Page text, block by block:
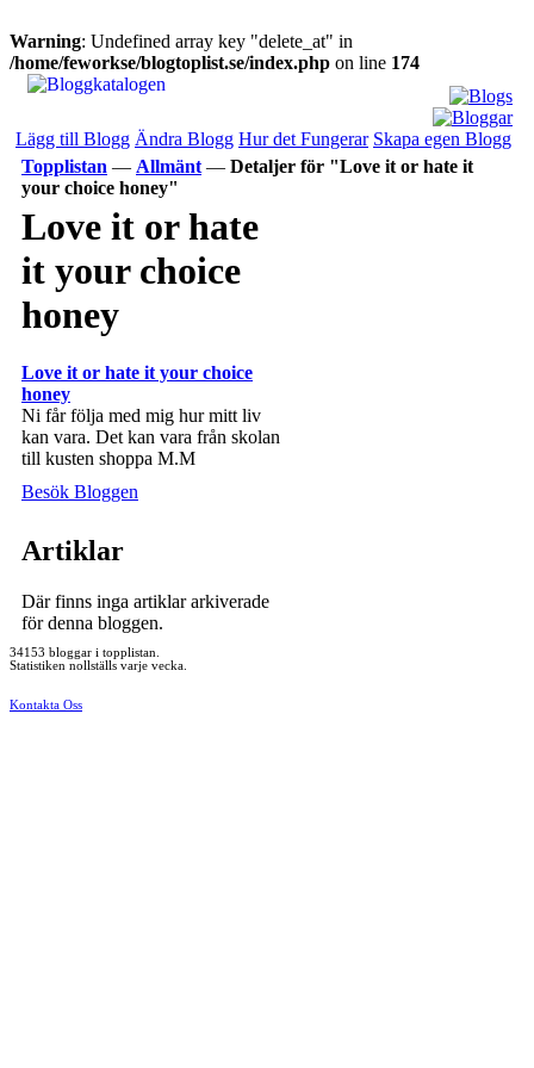
Warning: Undefined array key "delete_at" in
/home/feworkse/blogtoplist.se/index.php on line 174
Lägg till Blogg Ändra Blogg Hur det Fungerar Skapa egen Blogg
Topplistan — Allmänt — Detaljer för "Love it or hate it
your choice honey"
Love it or hate
it your choice
honey
Love it or hate it your choice
honey
Ni får följa med mig hur mitt liv
kan vara. Det kan vara från skolan
till kusten shoppa M.M
Besök Bloggen
Artiklar
Där finns inga artiklar arkiverade
för denna bloggen.
34153 bloggar i topplistan.
Statistiken nollställs varje vecka.
Kontakta Oss